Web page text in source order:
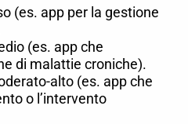
(es. app per la gestione
(es. app che
di malattie croniche).
alto (es. app che
o l’intervento